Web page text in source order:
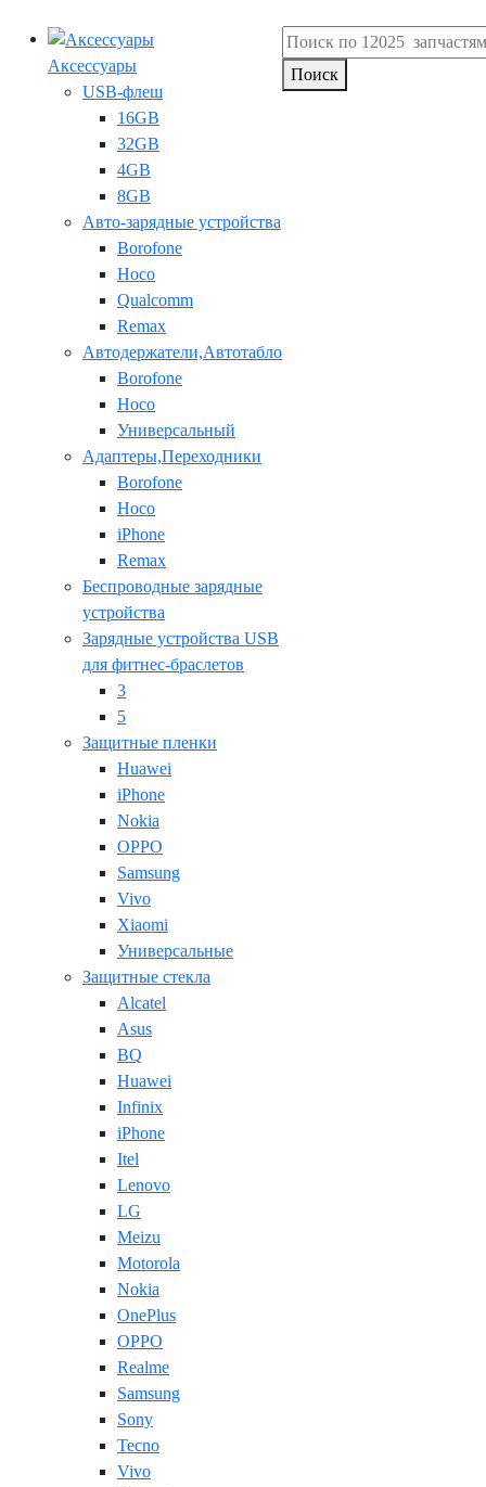
Аксессуары
USB-флеш
16GB
32GB
4GB
8GB
Авто-зарядные устройства
Borofone
Hoco
Qualcomm
Remax
Автодержатели,Автотабло
Borofone
Hoco
Универсальный
Адаптеры,Переходники
Borofone
Hoco
iPhone
Remax
Беспроводные зарядные
устройства
Зарядные устройства USB
для фитнес-браслетов
3
5
Защитные пленки
Huawei
iPhone
Nokia
OPPO
Samsung
Vivo
Xiaomi
Универсальные
Защитные стекла
Alcatel
Asus
BQ
Huawei
Infinix
iPhone
Itel
Lenovo
LG
Meizu
Motorola
Nokia
OnePlus
OPPO
Realme
Samsung
Sony
Tecno
Vivo
Поиск